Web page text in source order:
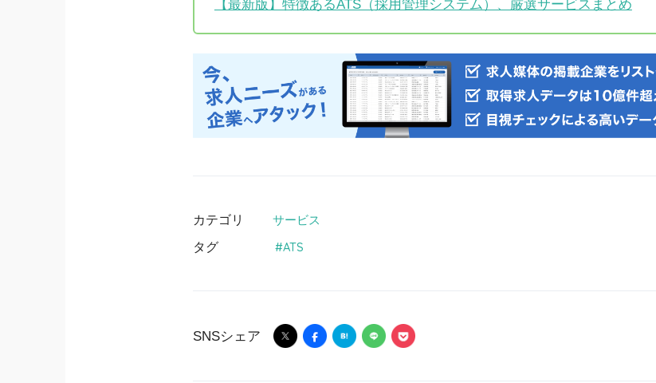
【最新版】特徴あるATS（採用管理システム）、厳選サービスまとめ
カテゴリ サービス
タグ ATS
SNSシェア